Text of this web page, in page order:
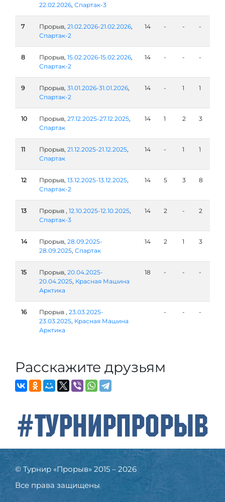
22.02.2026, Спартак-3
7 Прорыв, 21.02.2026-21.02.2026,
Спартак-2
14 - - -
8 Прорыв, 15.02.2026-15.02.2026,
Спартак-2
14 - - -
9 Прорыв, 31.01.2026-31.01.2026,
Спартак-2
14 - 1 1
10 Прорыв, 27.12.2025-27.12.2025,
Спартак
14 1 2 3
11 Прорыв, 21.12.2025-21.12.2025,
Спартак
14 - 1 1
12 Прорыв, 13.12.2025-13.12.2025,
Спартак-2
14 5 3 8
13 Прорыв , 12.10.2025-12.10.2025,
Спартак-3
14 2 - 2
14 Прорыв, 28.09.2025-
28.09.2025, Спартак
14 2 1 3
15 Прорыв, 20.04.2025-
20.04.2025, Красная Машина
Арктика
18 - - -
16 Прорыв , 23.03.2025-
23.03.2025, Красная Машина
Арктика
- - -
Расскажите друзьям
#ТурнирПрорыв
© Турнир «Прорыв» 2015 – 2026
Все права защищены